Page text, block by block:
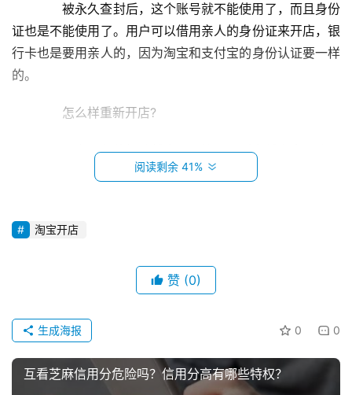
小
本
创
被永久查封后，这个账号就不能使用了，而且身份
证也是不能使用了。用户可以借用亲人的身份证来开店，银
行卡也是要用亲人的，因为淘宝和支付宝的身份认证要一样
的。
怎么样重新开店?
淘宝现在的把控越来与严格，规则也越来愈明确，
按淘宝规则，严重违规48分后就会被封店永久。若是想要
1、首先重新使用被封店的身份号码注册一个支付
2、开始实名认证，接下来会提示你的身份证已经
以上信息不是自己的，然后进行申诉。接下来按提示，上传
双证(身份证，户口本或其他)，然后确定提交，等客服处理
过2-3个工作日时间会收到邮件结果。
阅读剩余 41%
淘宝开店
赞 (0)
0 0
生成海报
互看芝麻信用分危险吗？信用分高有哪些特权？